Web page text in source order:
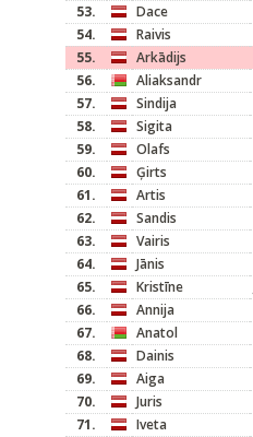
53.
Dace
54.
Raivis
55.
Arkādijs
56.
Aliaksandr
57.
Sindija
58.
Sigita
59.
Olafs
60.
Ģirts
61.
Artis
62.
Sandis
63.
Vairis
64.
Jānis
65.
Kristīne
66.
Annija
67.
Anatol
68.
Dainis
69.
Aiga
70.
Juris
71.
Iveta